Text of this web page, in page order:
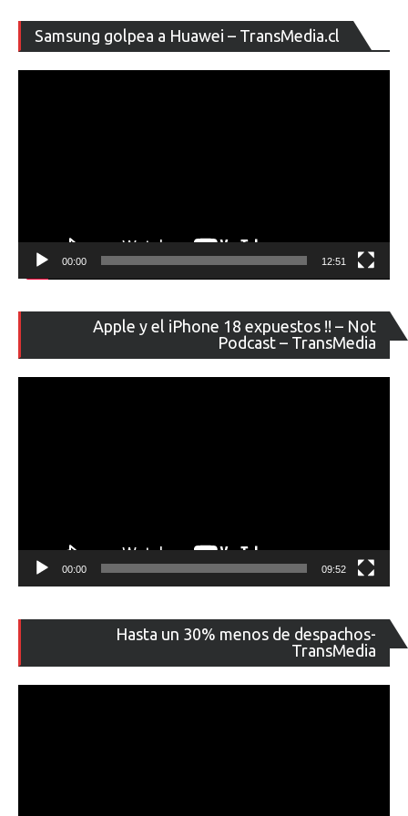
Samsung golpea a Huawei – TransMedia.cl
de
00:00 12:51
Apple y el iPhone 18 expuestos !! – Not
Podcast – TransMedia
de
00:00 09:52
Hasta un 30% menos de despachos-
TransMedia
de